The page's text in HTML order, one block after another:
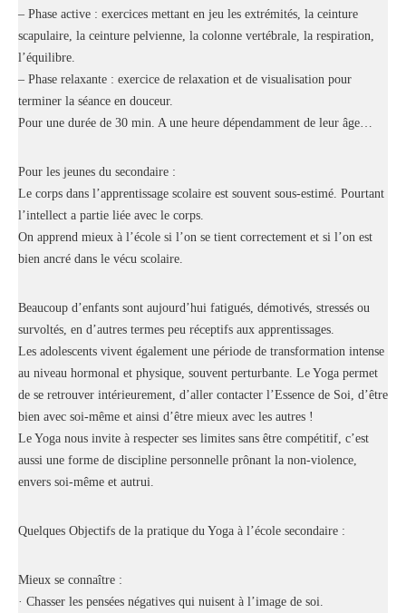
– Phase active : exercices mettant en jeu les extrémités, la ceinture
scapulaire, la ceinture pelvienne, la colonne vertébrale, la respiration,
l’équilibre.
– Phase relaxante : exercice de relaxation et de visualisation pour
terminer la séance en douceur.
Pour une durée de 30 min. A une heure dépendamment de leur âge…
Pour les jeunes du secondaire :
Le corps dans l’apprentissage scolaire est souvent sous-estimé. Pourtant
l’intellect a partie liée avec le corps.
On apprend mieux à l’école si l’on se tient correctement et si l’on est
bien ancré dans le vécu scolaire.
Beaucoup d’enfants sont aujourd’hui fatigués, démotivés, stressés ou
survoltés, en d’autres termes peu réceptifs aux apprentissages.
Les adolescents vivent également une période de transformation intense
au niveau hormonal et physique, souvent perturbante. Le Yoga permet
de se retrouver intérieurement, d’aller contacter l’Essence de Soi, d’être
bien avec soi-même et ainsi d’être mieux avec les autres !
Le Yoga nous invite à respecter ses limites sans être compétitif, c’est
aussi une forme de discipline personnelle prônant la non-violence,
envers soi-même et autrui.
Quelques Objectifs de la pratique du Yoga à l’école secondaire :
Mieux se connaître :
· Chasser les pensées négatives qui nuisent à l’image de soi.